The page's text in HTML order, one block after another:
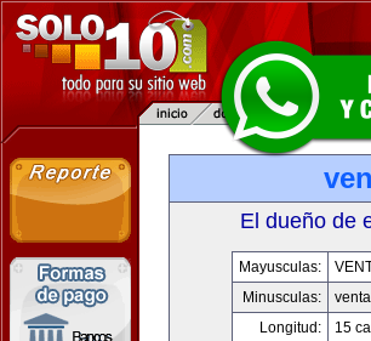
El dueño de
Mayusculas:
Minusculas:
Longitud:
15